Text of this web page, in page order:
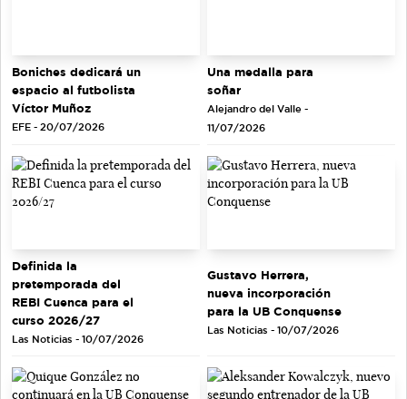
Boniches dedicará un
espacio al futbolista
Víctor Muñoz
EFE - 20/07/2026
Una medalla para
soñar
Alejandro del Valle -
11/07/2026
Definida la
pretemporada del
REBI Cuenca para el
curso 2026/27
Las Noticias - 10/07/2026
Gustavo Herrera,
nueva incorporación
para la UB Conquense
Las Noticias - 10/07/2026